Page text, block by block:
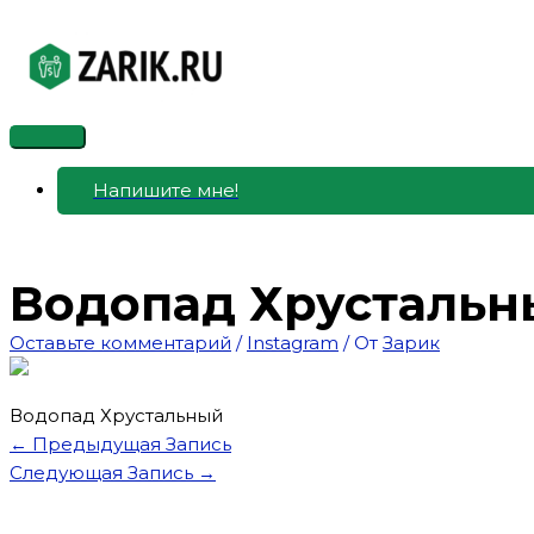
содержимому
Главное
меню
Напишите мне!
Водопад
Оставьте комментарий / Instagram / От Зарик
Водопад Хрустальный
← Предыдущая Запись
Следующая Запись →